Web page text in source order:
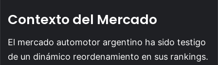
Contexto del Mercado
El mercado automotor argentino ha sido testigo
de un dinámico reordenamiento en sus rankings.